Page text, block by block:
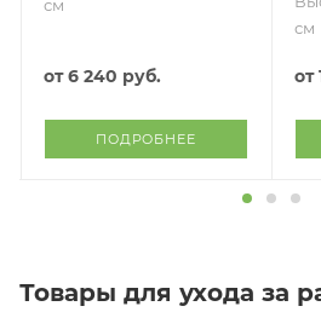
см
от6 240 руб.
ПОДРОБНЕЕ
см
от
Товары для ухода за